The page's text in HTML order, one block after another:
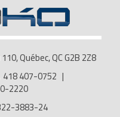
Québec, QC G2B 2Z8
418 407-0752 |
2220
3883-24